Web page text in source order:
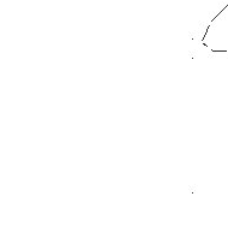
／
. /
. `
ヾ
i!
ﾘ
/
|:
lﾊ
.